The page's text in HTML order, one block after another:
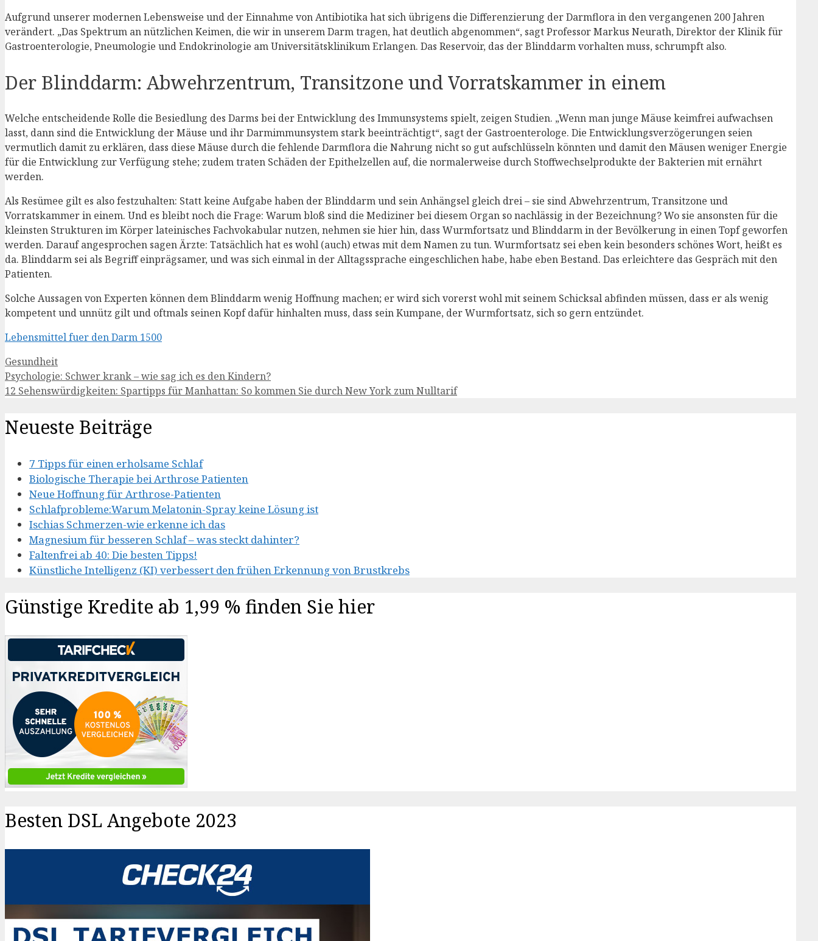
Aufgrund unserer modernen Lebensweise und der Einnahme von Antibiotika hat sich übrigens die Differenzierung der Darmflora in den vergangenen 200 Jahren
verändert. „Das Spektrum an nützlichen Keimen, die wir in unserem Darm tragen, hat deutlich abgenommen“, sagt Professor Markus Neurath, Direktor der Klinik für
Gastroenterologie, Pneumologie und Endokrinologie am Universitätsklinikum Erlangen. Das Reservoir, das der Blinddarm vorhalten muss, schrumpft also.
Der Blinddarm: Abwehrzentrum, Transitzone und Vorratskammer in einem
Welche entscheidende Rolle die Besiedlung des Darms bei der Entwicklung des Immunsystems spielt, zeigen Studien. „Wenn man junge Mäuse keimfrei aufwachsen
lasst, dann sind die Entwicklung der Mäuse und ihr Darmimmunsystem stark beeinträchtigt“, sagt der Gastroenterologe. Die Entwicklungsverzögerungen seien
vermutlich damit zu erklären, dass diese Mäuse durch die fehlende Darmflora die Nahrung nicht so gut aufschlüsseln könnten und damit den Mäusen weniger Energie
für die Entwicklung zur Verfügung stehe; zudem traten Schäden der Epithelzellen auf, die normalerweise durch Stoffwechselprodukte der Bakterien mit ernährt
werden.
Als Resümee gilt es also festzuhalten: Statt keine Aufgabe haben der Blinddarm und sein Anhängsel gleich drei – sie sind Abwehrzentrum, Transitzone und
Vorratskammer in einem. Und es bleibt noch die Frage: Warum bloß sind die Mediziner bei diesem Organ so nachlässig in der Bezeichnung? Wo sie ansonsten für die
kleinsten Strukturen im Körper lateinisches Fachvokabular nutzen, nehmen sie hier hin, dass Wurmfortsatz und Blinddarm in der Bevölkerung in einen Topf geworfen
werden. Darauf angesprochen sagen Ärzte: Tatsächlich hat es wohl (auch) etwas mit dem Namen zu tun. Wurmfortsatz sei eben kein besonders schönes Wort, heißt es
da. Blinddarm sei als Begriff einprägsamer, und was sich einmal in der Alltagssprache eingeschlichen habe, habe eben Bestand. Das erleichtere das Gespräch mit den
Patienten.
Solche Aussagen von Experten können dem Blinddarm wenig Hoffnung machen; er wird sich vorerst wohl mit seinem Schicksal abfinden müssen, dass er als wenig
kompetent und unnütz gilt und oftmals seinen Kopf dafür hinhalten muss, dass sein Kumpane, der Wurmfortsatz, sich so gern entzündet.
Lebensmittel fuer den Darm 1500
Kategorien
Gesundheit
Psychologie: Schwer krank – wie sag ich es den Kindern?
12 Sehenswürdigkeiten: Spartipps für Manhattan: So kommen Sie durch New York zum Nulltarif
Neueste Beiträge
7 Tipps für einen erholsame Schlaf
Biologische Therapie bei Arthrose Patienten
Neue Hoffnung für Arthrose-Patienten
Schlafprobleme:Warum Melatonin-Spray keine Lösung ist
Ischias Schmerzen-wie erkenne ich das
Magnesium für besseren Schlaf – was steckt dahinter?
Faltenfrei ab 40: Die besten Tipps!
Künstliche Intelligenz (KI) verbessert den frühen Erkennung von Brustkrebs
Günstige Kredite ab 1,99 % finden Sie hier
Besten DSL Angebote 2023